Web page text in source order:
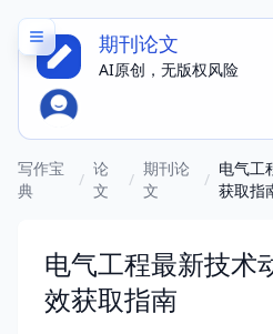
期刊论文
AI原创，无版权风险
写作宝
典
/
论
文
/
期刊论
文
/
电气工
获取指
电气工程最新技术
效获取指南